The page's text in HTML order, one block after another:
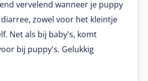
vervelend wanneer je puppy
zowel voor het kleintje
Net als bij baby's, komt
bij puppy's. Gelukkig